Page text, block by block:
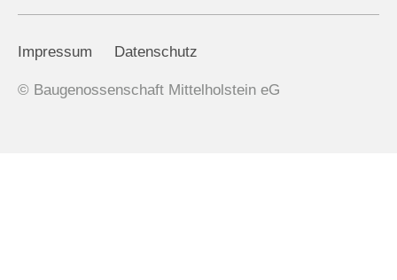
© Baugenossenschaft Mittelholstein eG
Impressum Datenschutz